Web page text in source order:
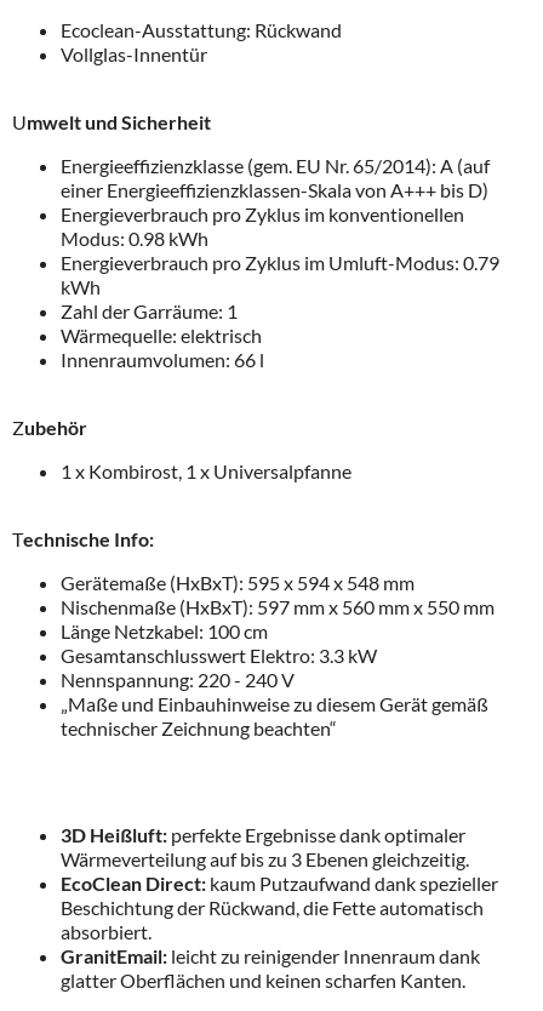
Ecoclean-Ausstattung: Rückwand
Vollglas-Innentür
Umwelt und Sicherheit
Energieeffizienzklasse (gem. EU Nr. 65/2014): A (auf
einer Energieeffizienzklassen-Skala von A+++ bis D)
Energieverbrauch pro Zyklus im konventionellen
Modus: 0.98 kWh
Energieverbrauch pro Zyklus im Umluft-Modus: 0.79
kWh
Zahl der Garräume: 1
Wärmequelle: elektrisch
Innenraumvolumen: 66 l
Zubehör
1 x Kombirost, 1 x Universalpfanne
Technische Info:
Gerätemaße (HxBxT): 595 x 594 x 548 mm
Nischenmaße (HxBxT): 597 mm x 560 mm x 550 mm
Länge Netzkabel: 100 cm
Gesamtanschlusswert Elektro: 3.3 kW
Nennspannung: 220 - 240 V
„Maße und Einbauhinweise zu diesem Gerät gemäß
technischer Zeichnung beachten“
3D Heißluft: perfekte Ergebnisse dank optimaler
Wärmeverteilung auf bis zu 3 Ebenen gleichzeitig.
EcoClean Direct: kaum Putzaufwand dank spezieller
Beschichtung der Rückwand, die Fette automatisch
absorbiert.
GranitEmail: leicht zu reinigender Innenraum dank
glatter Oberflächen und keinen scharfen Kanten.